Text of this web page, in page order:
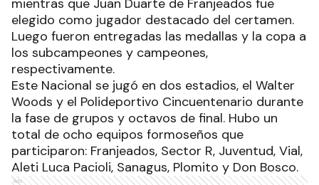
elegido como jugador destacado del certamen.
Luego fueron entregadas las medallas y la copa a
los subcampeones y campeones,
respectivamente.
Este Nacional se jugó en dos estadios, el Walter
Woods y el Polideportivo Cincuentenario durante
la fase de grupos y octavos de final. Hubo un
total de ocho equipos formoseños que
participaron: Franjeados, Sector R, Juventud, Vial,
Aleti Luca Pacioli, Sanagus, Plomito y Don Bosco.
Ads